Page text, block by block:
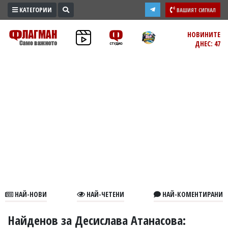
ПРОМО
ЗОНА
В
КАТЕГОРИИ ВАШИЯТ СИГНАЛ
НОВИНИТЕ
ДНЕС: 47
НАЙ-НОВИ НАЙ-ЧЕТЕНИ НАЙ-КОМЕНТИРАНИ
Найденов за Десислава Атанасова: